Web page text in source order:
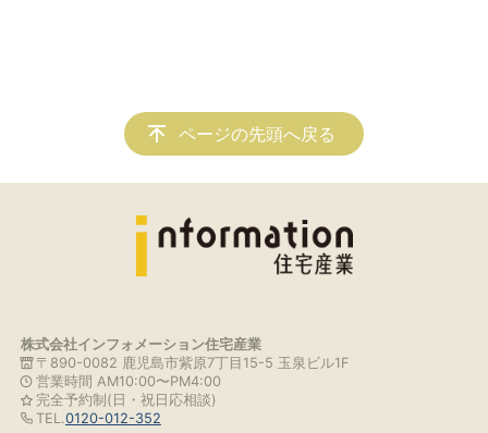
ページの先頭へ戻る
株式会社インフォメーション住宅産業
〒890-0082 鹿児島市紫原7丁目15-5 玉泉ビル1F
営業時間 AM10:00〜PM4:00
完全予約制(日・祝日応相談)
TEL.0120-012-352